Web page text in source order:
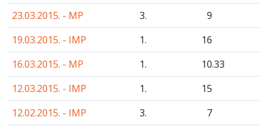
23.03.2015. - MP
3.
9
19.03.2015. - IMP
1.
16
16.03.2015. - MP
1. 10.33
12.03.2015. - IMP
1.
15
12.02.2015. - IMP
3.
7